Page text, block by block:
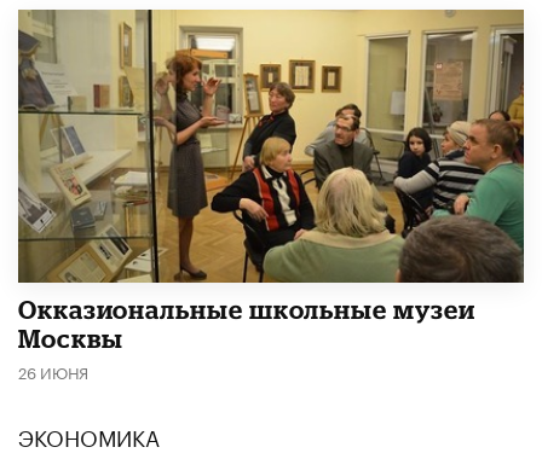
​Окказиональные школьные музеи
Москвы
26 ИЮНЯ
ЭКОНОМИКА